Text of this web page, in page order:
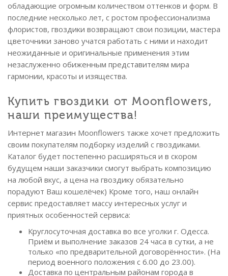
обладающие огромным количеством оттенков и форм. В
последние несколько лет, с ростом профессионализма
флористов, гвоздики возвращают свои позиции, мастера
цветочники заново учатся работать с ними и находит
неожиданные и оригинальные применения этим
незаслуженно обиженным представителям мира
гармонии, красоты и изящества.
Купить гвоздики от Moonflowers,
наши преимущества!
Интернет магазин Moonflowers также хочет предложить
своим покупателям подборку изделий с гвоздиками.
Каталог будет постепенно расширяться и в скором
будущем наши заказчики смогут выбрать композицию
на любой вкус, а цена на гвоздику обязательно
порадуют Ваш кошелёчек) Кроме того, наш онлайн
сервис предоставляет массу интересных услуг и
приятных особенностей сервиса:
Круглосуточная доставка во все уголки г. Одесса.
Приём и выполнение заказов 24 часа в сутки, а не
только «по предварительной договорённости». (На
период военного положения с 6.00 до 23.00).
Доставка по центральным районам города в